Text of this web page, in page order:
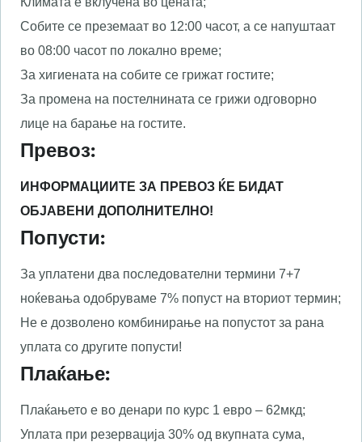
Собите се преземаат во 12:00 часот, а се напуштаат
во 08:00 часот по локално време;
За хигиената на собите се грижат гостите;
За промена на постелнината се грижи одговорно
лице на барање на гостите.
Превоз:
ИНФОРМАЦИИТЕ ЗА ПРЕВОЗ ЌЕ БИДАТ
ОБЈАВЕНИ ДОПОЛНИТЕЛНО!
Попусти:
За уплатени два последователни термини 7+7
ноќевања одобруваме 7% попуст на вториот термин;
Не е дозволено комбинирање на попустот за рана
уплата со другите попусти!
Плаќање:
Плаќањето е во денари по курс 1 евро – 62мкд;
Уплата при резервација 30% од вкупната сума,